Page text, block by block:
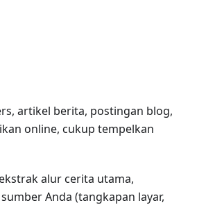
artikel berita, postingan blog,
online, cukup tempelkan
alur cerita utama,
Anda (tangkapan layar,